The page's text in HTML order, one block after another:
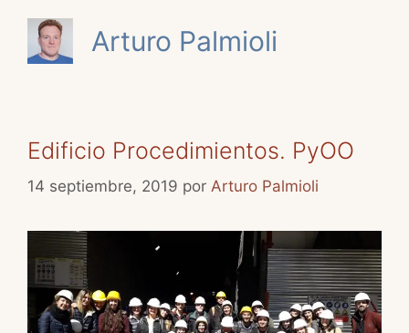
Arturo Palmioli
Edificio Procedimientos. PyOO
14 septiembre, 2019 por Arturo Palmioli